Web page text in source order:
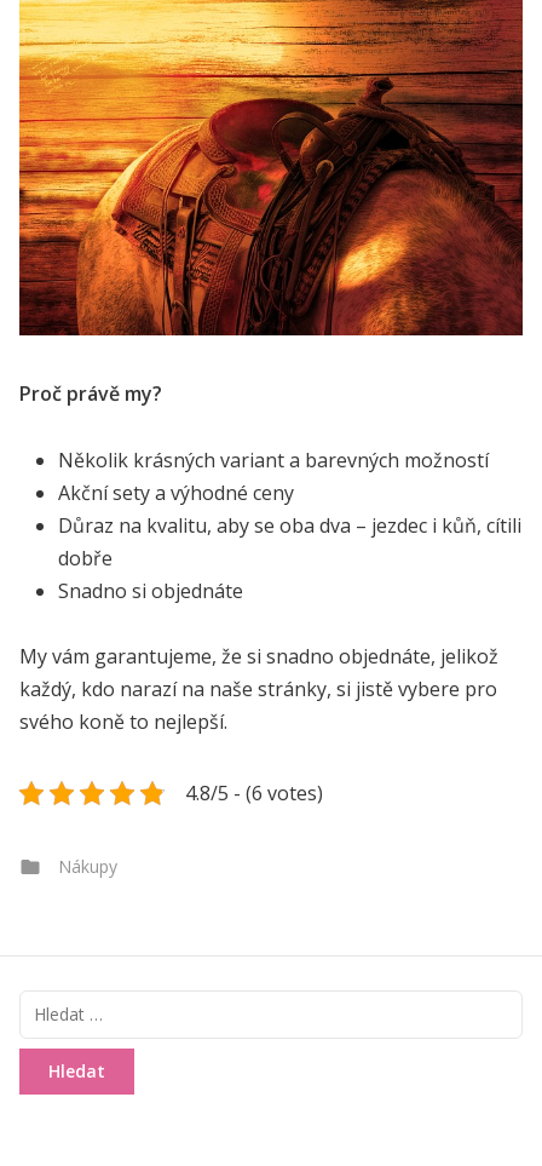
Proč právě my?
Několik krásných variant a barevných možností
Akční sety a výhodné ceny
Důraz na kvalitu, aby se oba dva – jezdec i kůň, cítili
dobře
Snadno si objednáte
My vám garantujeme, že si snadno objednáte, jelikož
každý, kdo narazí na naše stránky, si jistě vybere pro
svého koně to nejlepší.
4.8/5 - (6 votes)
Categories
Nákupy
Vyhledávání